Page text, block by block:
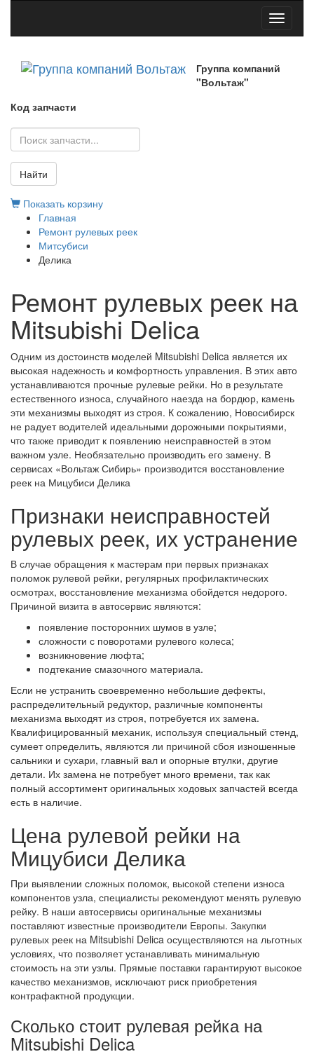
Toggle
Группа компаний
"Вольтаж"
Код запчасти
Найти
Показать корзину
Главная
Ремонт рулевых реек
Митсубиси
Делика
Ремонт рулевых реек на
Mitsubishi Delica
Одним из достоинств моделей Mitsubishi Delica является их
высокая надежность и комфортность управления. В этих авто
устанавливаются прочные рулевые рейки. Но в результате
естественного износа, случайного наезда на бордюр, камень
эти механизмы выходят из строя. К сожалению, Новосибирск
не радует водителей идеальными дорожными покрытиями,
что также приводит к появлению неисправностей в этом
важном узле. Необязательно производить его замену. В
сервисах «Вольтаж Сибирь» производится восстановление
реек на Мицубиси Делика
Признаки неисправностей
рулевых реек, их устранение
В случае обращения к мастерам при первых признаках
поломок рулевой рейки, регулярных профилактических
осмотрах, восстановление механизма обойдется недорого.
Причиной визита в автосервис являются:
появление посторонних шумов в узле;
сложности с поворотами рулевого колеса;
возникновение люфта;
подтекание смазочного материала.
Если не устранить своевременно небольшие дефекты,
распределительный редуктор, различные компоненты
механизма выходят из строя, потребуется их замена.
Квалифицированный механик, используя специальный стенд,
сумеет определить, являются ли причиной сбоя изношенные
сальники и сухари, главный вал и опорные втулки, другие
детали. Их замена не потребует много времени, так как
полный ассортимент оригинальных ходовых запчастей всегда
есть в наличие.
Цена рулевой рейки на
Мицубиси Делика
При выявлении сложных поломок, высокой степени износа
компонентов узла, специалисты рекомендуют менять рулевую
рейку. В наши автосервисы оригинальные механизмы
поставляют известные производители Европы. Закупки
рулевых реек на Mitsubishi Delica осуществляются на льготных
условиях, что позволяет устанавливать минимальную
стоимость на эти узлы. Прямые поставки гарантируют высокое
качество механизмов, исключают риск приобретения
контрафактной продукции.
Сколько стоит рулевая рейка на
Mitsubishi Delica